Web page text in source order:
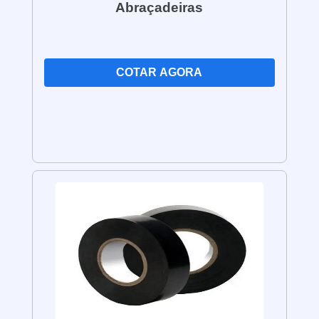
Dimensões: As caixas condulete
entre outros. A escolha do tamanho
correto depende da quantidade e do
de sobrepor (fixadas na superfície
da instalação elétrica.
Resistência à umidade e poeira: As
caixas condulete podem ter
classificações de proteção contra
umidade e poeira, como IP54 ou
IP65. Essa classificação indica o
nível de proteção que a caixa
Abraçadeiras
COTAR AGORA